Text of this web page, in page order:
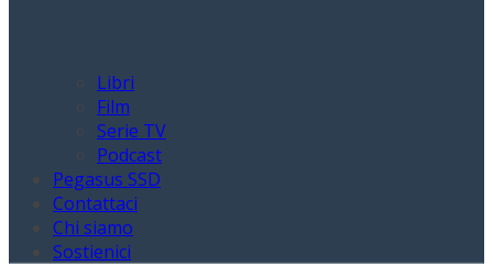
Libri
Film
Serie TV
Podcast
Pegasus SSD
Contattaci
Chi siamo
Sostienici